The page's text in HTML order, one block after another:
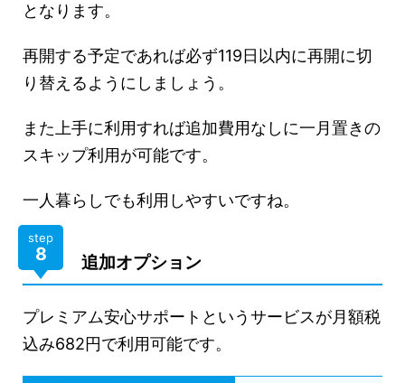
となります。
再開する予定であれば必ず119日以内に再開に切
り替えるようにしましょう。
また上手に利用すれば追加費用なしに一月置きの
スキップ利用が可能です。
一人暮らしでも利用しやすいですね。
step
8 追加オプション
プレミアム安心サポートというサービスが月額税
込み682円で利用可能です。